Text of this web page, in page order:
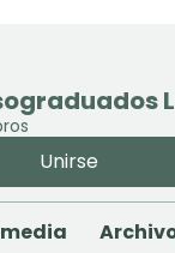
Unirse